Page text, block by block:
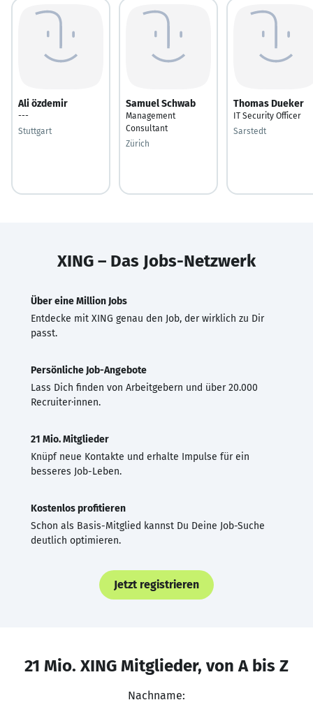
Ali özdemir
---
Stuttgart
Samuel Schwab
Management
Consultant
Zürich
Thomas Dueker
IT Security Officer
Sarstedt
XING – Das Jobs-Netzwerk
Über eine Million Jobs
Entdecke mit XING genau den Job, der wirklich zu Dir
passt.
Persönliche Job-Angebote
Lass Dich finden von Arbeitgebern und über 20.000
Recruiter·innen.
21 Mio. Mitglieder
Knüpf neue Kontakte und erhalte Impulse für ein
besseres Job-Leben.
Kostenlos profitieren
Schon als Basis-Mitglied kannst Du Deine Job-Suche
deutlich optimieren.
Jetzt registrieren
21 Mio. XING Mitglieder, von A bis Z
Nachname: